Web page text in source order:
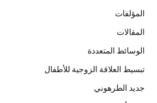
المؤلفات
المقالات
الوسائط المتعددة
تبسيط العلاقة الزوجية للأطفال
جديد الطرهوني